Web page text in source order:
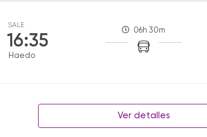
SALE
16:35
Haedo
06h 30m
Ver detalles